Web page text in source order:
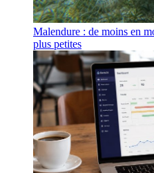
Malendure : de moins en
plus petites